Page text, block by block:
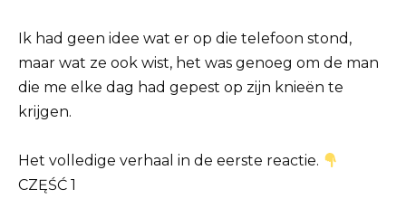
Ik had geen idee wat er op die telefoon stond,
maar wat ze ook wist, het was genoeg om de man
die me elke dag had gepest op zijn knieën te
krijgen.
Het volledige verhaal in de eerste reactie.
CZĘŚĆ 1